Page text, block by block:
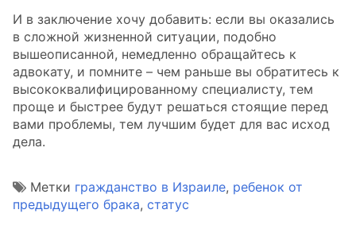
И в заключение хочу добавить: если вы оказались
в сложной жизненной ситуации, подобно
вышеописанной, немедленно обращайтесь к
адвокату, и помните – чем раньше вы обратитесь к
высококвалифицированному специалисту, тем
проще и быстрее будут решаться стоящие перед
вами проблемы, тем лучшим будет для вас исход
дела.
Метки гражданство в Израиле, ребенок от
предыдущего брака, статус